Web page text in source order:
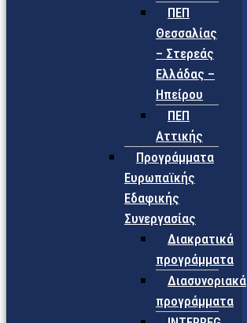
ΠΕΠ
Θεσσαλίας
– Στερεάς
Ελλάδας –
Ηπείρου
ΠΕΠ
Αττικής
Προγράμματα
Ευρωπαϊκής
Εδαφικής
Συνεργασίας
Διακρατικά
προγράμματα
Διασυνοριακά
προγράμματα